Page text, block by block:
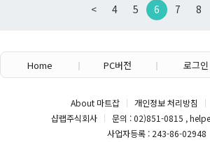
< 4 5 6 7 8
Home PC버전 로그인
About 마트잡 개인정보 처리방침
샵랩주식회사
문의 : 02)851-0815 ,
사업자등록 : 243-86-02948